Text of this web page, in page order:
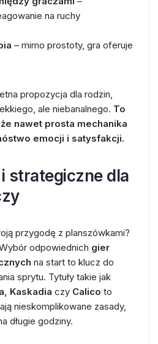
na ruchy
– mimo prostoty, gra oferuje
propozycja dla rodzin,
ale niebanalnego. To
nawet prosta mechanika
emocji i satysfakcji.
strategiczne dla
przygodę z planszówkami?
odpowiednich gier
na start to klucz do
sprytu. Tytuły takie jak
Kaskadia czy Calico to
nieskomplikowane zasady,
długie godziny.